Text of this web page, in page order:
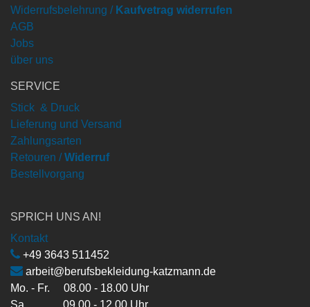
Widerrufsbelehrung / Kaufvetrag widerrufen
AGB
Jobs
über uns
SERVICE
Stick & Druck
Lieferung und Versand
Zahlungsarten
Retouren / Widerruf
Bestellvorgang
SPRICH UNS AN!
Kontakt
+49 3643 511452
arbeit@berufsbekleidung-katzmann.de
Mo. - Fr. 08.00 - 18.00 Uhr
Sa. 09.00 - 12.00 Uhr